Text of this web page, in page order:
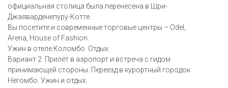
официальная столица была перенесена в Шри-
Джаяварденепуру-Котте.
Вы посетите и современные торговые центры – Odel,
Arena, House of Fashion.
Ужин в отеле Коломбо. Отдых.
Вариант 2. Прилёт в аэропорт и встреча с гидом
принимающей стороны. Переезд в курортный городок
Негомбо. Ужин и отдых.